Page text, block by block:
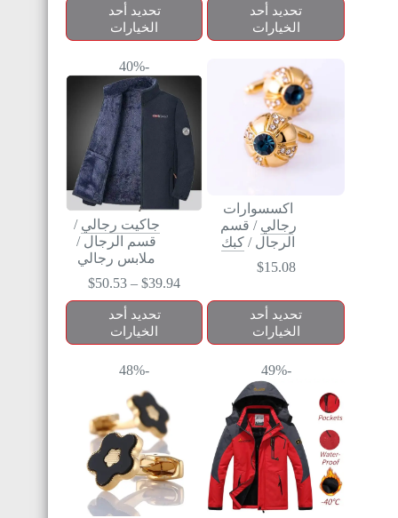
تحديد أحد
الخيارات
تحديد أحد
الخيارات
اكسسوارات
رجالي / قسم
الرجال / كبك
$15.08
تحديد أحد
الخيارات
-40%
جاكيت رجالي /
قسم الرجال /
ملابس رجالي
$39.94
–
$50.53
تحديد أحد
الخيارات
-49%
-48%